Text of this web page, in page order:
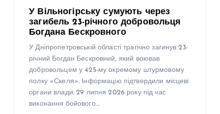
У Вільногірську сумують через
загибель 23-річного добровольця
Богдана Бескровного
У Дніпропетровській області трагічно загинув 23-
річний Богдан Бескровний, який воював
добровольцем у 425-му окремому штурмовому
полку «Скеля». Інформацію підтвердили місцеві
органи влади. 29 липня 2026 року під час
виконання бойового…